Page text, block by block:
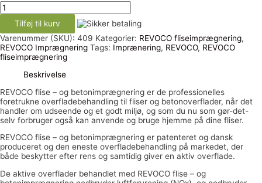
Flise-
&
betonimprægnering
5L
antal
Tilføj til kurv
Varenummer (SKU): 409 Kategorier: REVOCO fliseimprægnering,
REVOCO Imprægnering Tags: Imprænering, REVOCO, REVOCO
fliseimprægnering
Beskrivelse
REVOCO flise – og betonimprægnering er de professionelles
foretrukne overfladebehandling til fliser og betonoverflader, når det
handler om udseende og et godt miljø, og som du nu som gør-det-
selv forbruger også kan anvende og bruge hjemme på dine fliser.
REVOCO flise – og betonimprægnering er patenteret og dansk
produceret og den eneste overfladebehandling på markedet, der
både beskytter efter rens og samtidig giver en aktiv overflade.
De aktive over­flader behandlet med REVOCO flise – og